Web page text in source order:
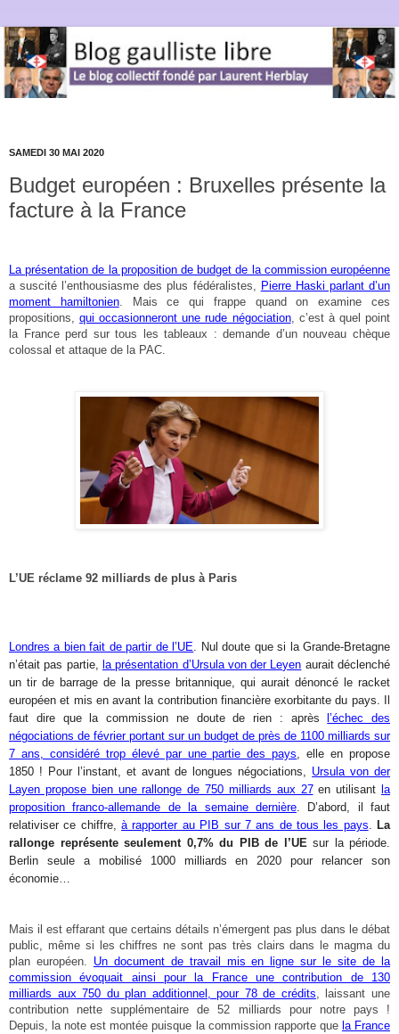
SAMEDI 30 MAI 2020
Budget européen : Bruxelles présente la
facture à la France
La présentation de la proposition de budget de la commission européenne
a suscité l’enthousiasme des plus fédéralistes, Pierre Haski parlant d’un
moment hamiltonien. Mais ce qui frappe quand on examine ces
propositions,qui occasionneront une rude négociation, c’est à quel point
la France perd sur tous les tableaux : demande d’un nouveau chèque
colossal et attaque de la PAC.
L’UE réclame 92 milliards de plus à Paris
Londres a bien fait de partir de l’UE. Nul doute que si la Grande-Bretagne
n’était pas partie, la présentation d’Ursula von der Leyen aurait déclenché
un tir de barrage de la presse britannique, qui aurait dénoncé le racket
européen et mis en avant la contribution financière exorbitante du pays. Il
faut dire que la commission ne doute de rien : après
l’échec des
négociations de février portant sur un budget de près de 1100 milliards sur
7 ans, considéré trop élevé par une partie des pays, elle en propose
1850 ! Pour l’instant, et avant de longues négociations, Ursula von der
Layen propose bien une rallonge de 750 milliards aux 27en utilisant la
proposition franco-allemande de la semaine dernière. D’abord, il faut
relativiser ce chiffre,à rapporter au PIB sur 7 ans de tous les pays. La
rallonge représente seulement 0,7% du PIB de l’UEsur la période.
Berlin seule a mobilisé 1000 milliards en 2020 pour relancer son
économie…
Mais il est effarant que certains détails n’émergent pas plus dans le débat
public, même si les chiffres ne sont pas très clairs dans le magma du
plan européen. Un document de travail mis en ligne sur le site de la
commission évoquait ainsi pour la France une contribution de 130
milliards aux 750 du plan additionnel, pour 78 de crédits, laissant une
contribution nette supplémentaire de 52 milliards pour notre pays !
Depuis, la note est montée puisque la commission rapporte que la France